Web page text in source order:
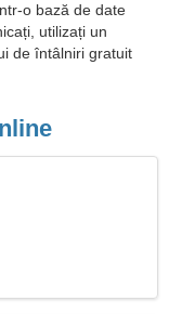
o bază de date
utilizați un
de întâlniri gratuit